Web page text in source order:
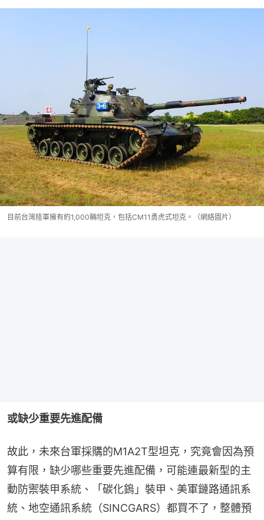
目前台灣陸軍擁有約1,000輛坦克，包括CM11勇虎式坦克。（網絡圖片）
或缺少重要先進配備
故此，未來台軍採購的M1A2T型坦克，究竟會因為預
算有限，缺少哪些重要先進配備，可能連最新型的主
動防禦裝甲系統、「碳化鎢」裝甲、美軍鏈路通訊系
統、地空通訊系統（SINCGARS）都買不了，整體預